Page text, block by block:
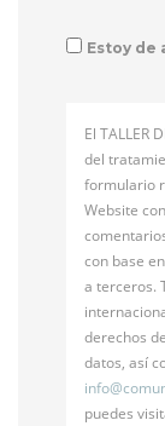
Estoy de
El TALLER
del
formulario
Website
con base
a terceros.
derechos
datos, así
info@
puedes